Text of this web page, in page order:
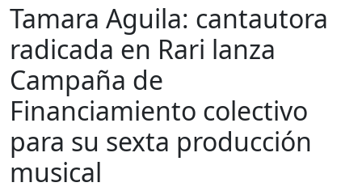
Tamara Aguila: cantautora
radicada en Rari lanza
Campaña de
Financiamiento colectivo
para su sexta producción
musical